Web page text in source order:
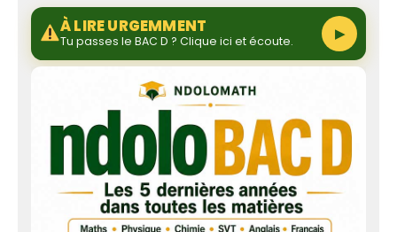
À LIRE URGEMMENT
Tu passes le BAC D ? Clique ici et écoute. ▶